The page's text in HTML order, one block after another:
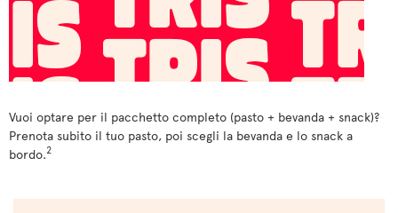
Vuoi optare per il pacchetto completo (pasto + bevanda + snack)?
Prenota subito il tuo pasto, poi scegli la bevanda e lo snack a
bordo.2